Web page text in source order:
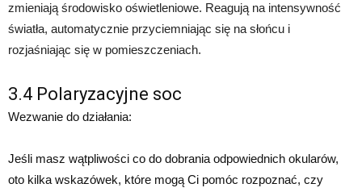
zmieniają środowisko oświetleniowe. Reagują na intensywność
światła, automatycznie przyciemniając się na słońcu i
rozjaśniając się w pomieszczeniach.
3.4 Polaryzacyjne soc
Wezwanie do działania:
Jeśli masz wątpliwości co do dobrania odpowiednich okularów,
oto kilka wskazówek, które mogą Ci pomóc rozpoznać, czy